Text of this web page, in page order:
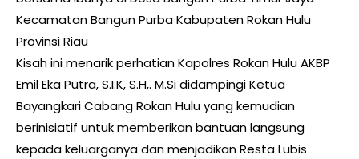
Kecamatan Bangun Purba Kabupaten Rokan Hulu
Provinsi Riau
Kisah ini menarik perhatian Kapolres Rokan Hulu AKBP
Emil Eka Putra, S.I.K, S.H,. M.Si didampingi Ketua
Bayangkari Cabang Rokan Hulu yang kemudian
berinisiatif untuk memberikan bantuan langsung
kepada keluarganya dan menjadikan Resta Lubis